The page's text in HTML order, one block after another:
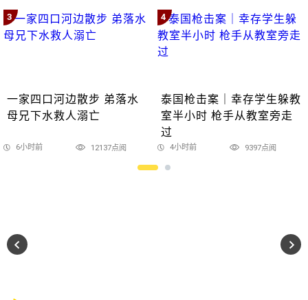
3
一家四口河边散步 弟落水
母兄下水救人溺亡
6小时前 12137点阅
4
泰国枪击案｜幸存学生躲教
室半小时 枪手从教室旁走
过
4小时前 9397点阅